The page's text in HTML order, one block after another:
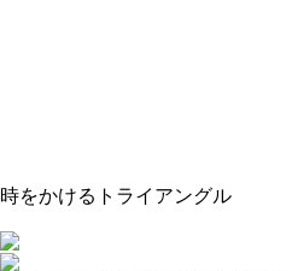
時をかけるトライアングル